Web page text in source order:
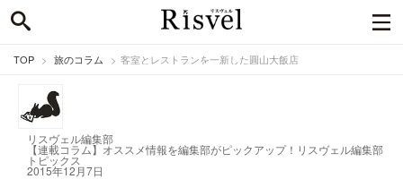
TOP 旅のコラム 客室とレストランを一新した圓山大飯店
リスヴェル編集部
【連載コラム】オススメ情報を編集部がピックアップ！ リスヴェル編集部
トピックス
2015年12月7日